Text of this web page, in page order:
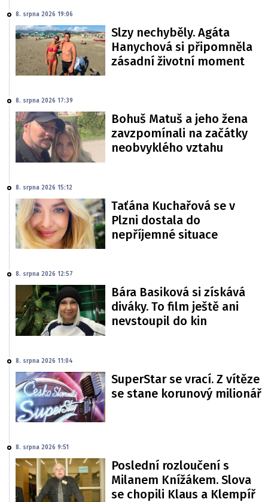
8. srpna 2026 19:06
Slzy nechyběly. Agáta
Hanychová si připomněla
zásadní životní moment
8. srpna 2026 17:39
Bohuš Matuš a jeho žena
zavzpomínali na začátky
neobvyklého vztahu
8. srpna 2026 15:12
Taťána Kuchařová se v
Plzni dostala do
nepříjemné situace
8. srpna 2026 12:57
Bára Basiková si získává
diváky. To film ještě ani
nevstoupil do kin
8. srpna 2026 11:04
SuperStar se vrací. Z vítěze
se stane korunový milionář
8. srpna 2026 9:51
Poslední rozloučení s
Milanem Knížákem. Slova
se chopili Klaus a Klempíř